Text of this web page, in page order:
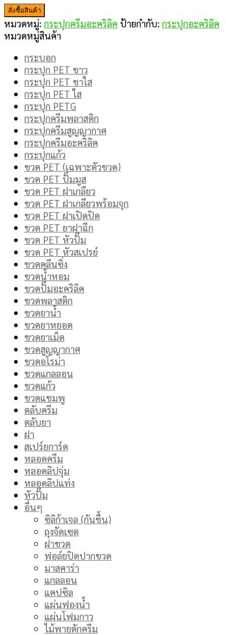
สั่งซื้อสินค้า
หมวดหมู่: กระปุกครีมอะคริลิค ป้ายกำกับ: กระปุกอะคริลิค
หมวดหมู่สินค้า
กระบอก
กระปุก PET ขาว
กระปุก PET ชาใส
กระปุก PET ใส
กระปุก PETG
กระปุกครีมพลาสติก
กระปุกครีมสูญญากาศ
กระปุกครีมอะคริลิค
กระปุกแก้ว
ขวด PET (เฉพาะตัวขวด)
ขวด PET ปั๊มมูส
ขวด PET ฝาเกลียว
ขวด PET ฝาเกลียวพร้อมจุก
ขวด PET ฝาเปิดปิด
ขวด PET ยาฝาฉีก
ขวด PET หัวปั๊ม
ขวด PET หัวสเปรย์
ขวดคลีนซิ่ง
ขวดน้ำหอม
ขวดปั๊มอะคริลิค
ขวดพลาสติก
ขวดยาน้ำ
ขวดยาหยอด
ขวดยาเม็ด
ขวดสูญญากาศ
ขวดอโรม่า
ขวดแกลลอน
ขวดแก้ว
ขวดแชมพู
ตลับครีม
ตลับยา
ฝา
สเปร์ยการ์ด
หลอดครีม
หลอดลิปจุ่ม
หลอดลิปแท่ง
หัวปั๊ม
อื่นๆ
ซิลิก้าเจล (กันชื้น)
ถุงจัดเซต
ฝาขวด
ฟอล์ยปิดปากขวด
มาสคาร่า
แกลลอน
แคปซิล
แผ่นฟองน้ำ
แผ่นโฟมกาว
ไม้พายตักครีม